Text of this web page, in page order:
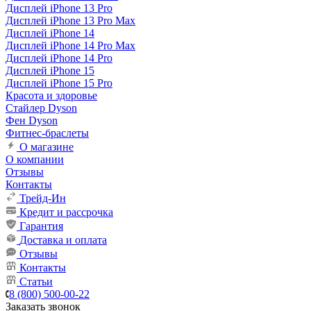
Дисплей iPhone 13 Pro
Дисплей iPhone 13 Pro Max
Дисплей iPhone 14
Дисплей iPhone 14 Pro Max
Дисплей iPhone 14 Pro
Дисплей iPhone 15
Дисплей iPhone 15 Pro
Красота и здоровье
Стайлер Dyson
Фен Dyson
Фитнес-браслеты
О магазине
О компании
Отзывы
Контакты
Трейд-Ин
Кредит и рассрочка
Гарантия
Доставка и оплата
Отзывы
Контакты
Статьи
8 (800) 500-00-22
Заказать звонок